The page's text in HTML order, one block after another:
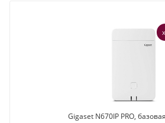
Gigaset N670IP PRO,